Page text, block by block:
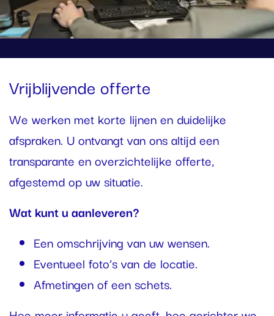
Vrijblijvende offerte
We werken met korte lijnen en duidelijke
afspraken. U ontvangt van ons altijd een
transparante en overzichtelijke offerte,
afgestemd op uw situatie.
Wat kunt u aanleveren?
Een omschrijving van uw wensen.
Eventueel foto’s van de locatie.
Afmetingen of een schets.